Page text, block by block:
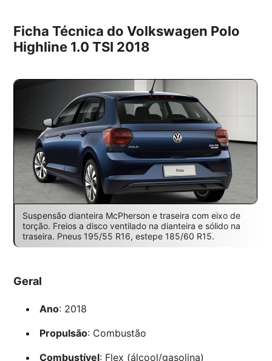
Ficha Técnica do Volkswagen Polo
Highline 1.0 TSI 2018
Suspensão dianteira McPherson e traseira com eixo de
torção. Freios a disco ventilado na dianteira e sólido na
traseira. Pneus 195/55 R16, estepe 185/60 R15.
Geral
Ano: 2018
Propulsão: Combustão
Combustível: Flex (álcool/gasolina)